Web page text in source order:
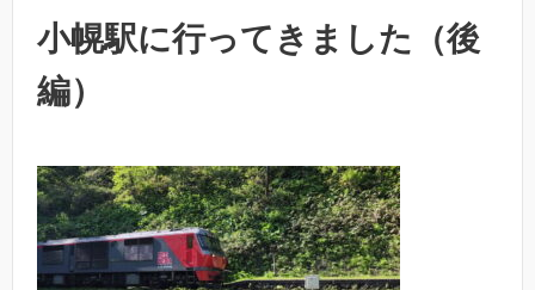
小幌駅に行ってきました（後
編）